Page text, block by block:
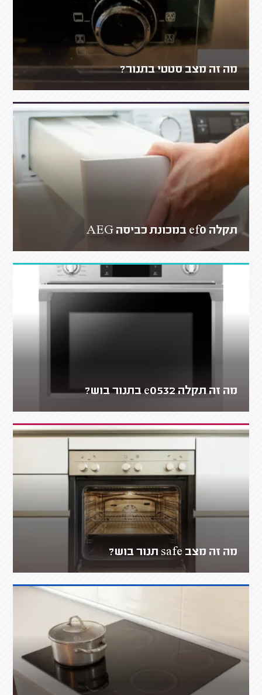
מה זה מצב סטטי בתנור?
תקלה ef0 במכונת כביסה AEG
מה זה תקלה e0532 בתנור בוש?
מה זה מצב safe תנור בוש?